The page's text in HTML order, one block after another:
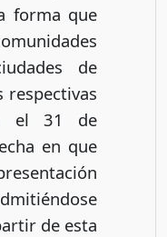
forma que
de
respectivas
el 31 de
en que
de esta